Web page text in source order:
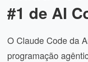
#1 de AI
O Claude Code da
programação